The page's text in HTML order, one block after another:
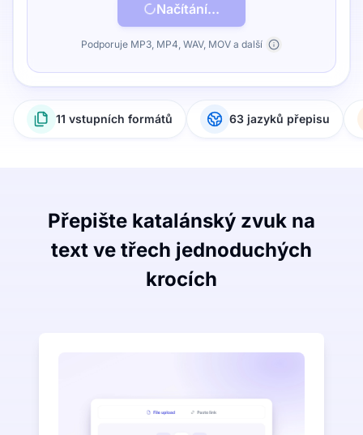
Načítání...
Podporuje MP3, MP4, WAV, MOV a další
11 vstupních formátů 63 jazyků přepisu
Přepište katalánský zvuk na
text ve třech jednoduchých
krocích